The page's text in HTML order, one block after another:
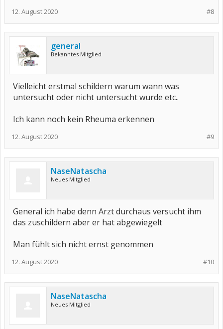
#8
12. August 2020
general
Bekanntes Mitglied
Vielleicht erstmal schildern warum wann was
untersucht oder nicht untersucht wurde etc..
Ich kann noch kein Rheuma erkennen
#9
12. August 2020
NaseNatascha
Neues Mitglied
General ich habe denn Arzt durchaus versucht ihm
das zuschildern aber er hat abgewiegelt
Man fühlt sich nicht ernst genommen
#10
12. August 2020
NaseNatascha
Neues Mitglied